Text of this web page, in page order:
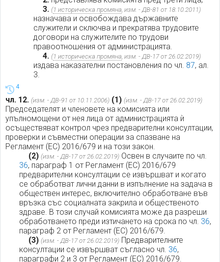
3. (1 историческа промяна, изм. - ДВ-81 от 18.10.2011)
назначава и освобождава държавните
служители и сключва и прекратява трудовите
договори на служителите по трудови
правоотношения от администрацията.
4. (1 историческа промяна, изм. - ДВ-17 от 26.02.2019)
издава наказателни постановления по чл. 87, ал.
3.
4
чл. 12. (изм. - ДВ-91 от 10.11.2006) (1) (изм. - ДВ-17 от 26.02.2019)
Председателят и членовете на комисията или
упълномощени от нея лица от администрацията ѝ
осъществяват контрол чрез предварителни консултации,
проверки и съвместни операции за спазване на
Регламент (ЕС) 2016/679 и на този закон.
(2) (изм. - ДВ-17 от 26.02.2019) Освен в случаите по чл.
36, параграф 1 от Регламент (ЕС) 2016/679
предварителни консултации се извършват и когато
се обработват лични данни в изпълнение на задача в
обществен интерес, включително обработване във
връзка със социалната закрила и общественото
здраве. В този случай комисията може да разреши
обработването преди изтичането на срока по чл. 36,
параграф 2 от Регламент (ЕС) 2016/679.
(3) (изм. - ДВ-17 от 26.02.2019) Предварителните
консултации се извършват съгласно чл. 36,
параграфи 2 и 3 от Регламент (ЕС) 2016/679.